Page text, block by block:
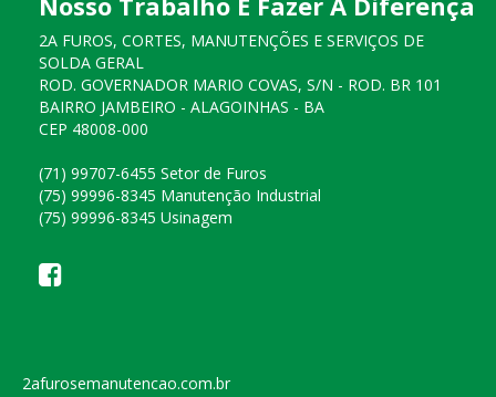
2A FUROS, CORTES, MANUTENÇÕES E SERVIÇOS DE
SOLDA GERAL
ROD. GOVERNADOR MARIO COVAS, S/N - ROD. BR 101
BAIRRO JAMBEIRO - ALAGOINHAS - BA
CEP 48008-000
(71) 99707-6455 Setor de Furos
(75) 99996-8345 Manutenção Industrial
(75) 99996-8345 Usinagem
2afurosemanutencao.com.br